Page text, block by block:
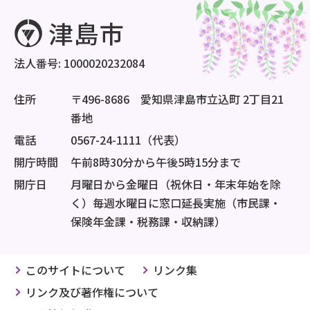
法人番号: 1000020232084
住所
〒496-8686 愛知県津島市立込町 2丁目21
番地
電話
0567-24-1111（代表）
開庁時間
午前8時30分から午後5時15分まで
開庁日
月曜日から金曜日（祝休日・年末年始を除
く）毎週水曜日に窓口延長実施（市民課・
保険年金課・税務課・収納課）
このサイトについて
リンク集
リンク及び著作権について